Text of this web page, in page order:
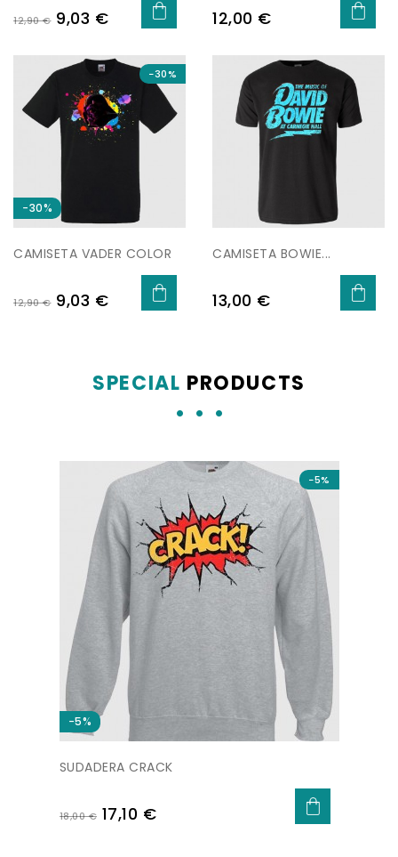
Regular
12,90 € Price
9,03 € Price
12,00 €
−30%
−30%
CAMISETA VADER COLOR
Regular
12,90 € Price
9,03 €
CAMISETA BOWIE...
Price
13,00 €
SPECIAL PRODUCTS
−5%
−5%
SUDADERA CRACK
Regular
18,00 € Price
17,10 €